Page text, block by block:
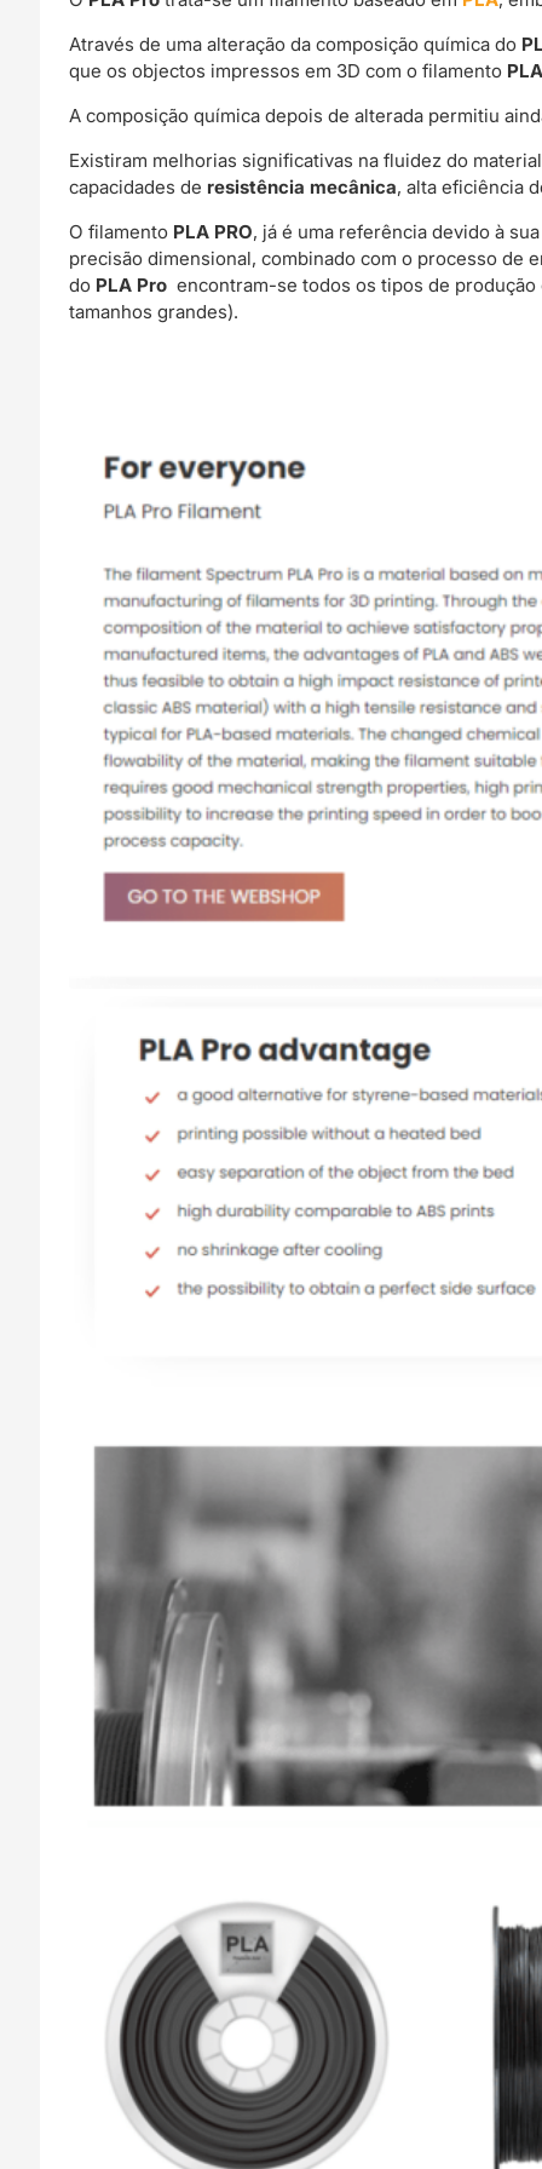
Através de uma alteração da composição química do
que os objectos impressos em 3D com o filamento
A composição química depois de alterada permitiu
Existiram melhorias significativas na fluidez do
capacidades de resistência mecânica, alta eficiência
O filamento PLA PRO, já é uma referência devido à
precisão dimensional, combinado com o processo de
do PLA Pro encontram-se todos os tipos de
tamanhos grandes).